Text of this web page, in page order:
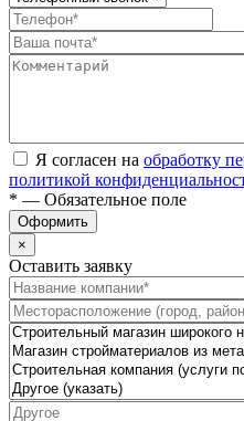
Я согласен на обработку
политикой
* — Обязательное поле
Оформить
×
Оставить заявку